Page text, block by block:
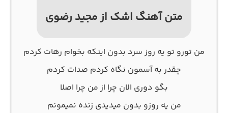
متن آهنگ اشک از مجید رضوی
من تورو تو یه روز سرد بدون اینکه بخوام رهات کردم
چقدر به آسمون نگاه کردم صدات کردم
بگو دوری الان چرا از من چرا اصلا
من یه روزو بدون میدیدی زنده نمیمونم